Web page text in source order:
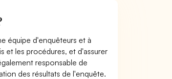
équipe d'enquêteurs et à
et les procédures, et d'assurer
responsable de
des résultats de l'enquête.